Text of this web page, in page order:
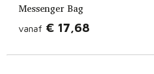
Messenger Bag
vanaf € 17,68